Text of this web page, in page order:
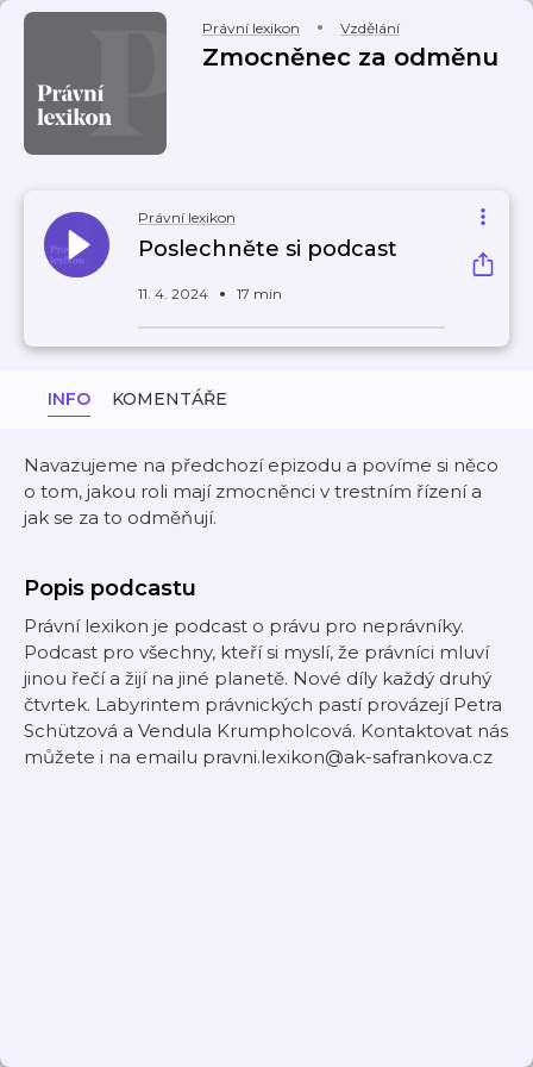
Právní lexikon Vzdělání
Zmocněnec za odměnu
Právní lexikon
Poslechněte si podcast
11. 4. 2024 17 min
INFO KOMENTÁŘE
Navazujeme na předchozí epizodu a povíme si něco
o tom, jakou roli mají zmocněnci v trestním řízení a
jak se za to odměňují.
Popis podcastu
Právní lexikon je podcast o právu pro neprávníky.
Podcast pro všechny, kteří si myslí, že právníci mluví
jinou řečí a žijí na jiné planetě. Nové díly každý druhý
čtvrtek. Labyrintem právnických pastí provázejí Petra
Schützová a Vendula Krumpholcová. Kontaktovat nás
můžete i na emailu pravni.lexikon@ak-safrankova.cz